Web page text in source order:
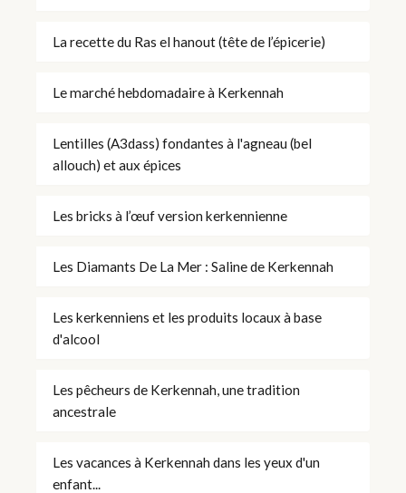
La recette du Ras el hanout (tête de l’épicerie)
Le marché hebdomadaire à Kerkennah
Lentilles (A3dass) fondantes à l'agneau (bel
allouch) et aux épices
Les bricks à l’œuf version kerkennienne
Les Diamants De La Mer : Saline de Kerkennah
Les kerkenniens et les produits locaux à base
d'alcool
Les pêcheurs de Kerkennah, une tradition
ancestrale
Les vacances à Kerkennah dans les yeux d'un
enfant...